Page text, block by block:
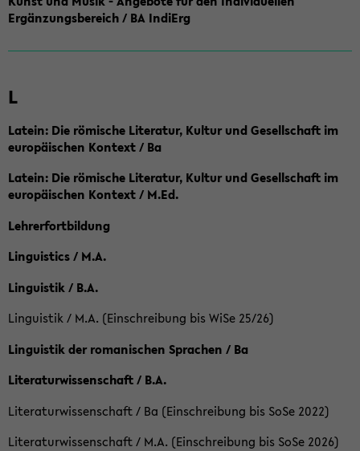
Ergänzungsbereich / BA IndiErg
L
Latein: Die römische Literatur, Kultur und Gesellschaft im
europäischen Kontext / Ba
Latein: Die römische Literatur, Kultur und Gesellschaft im
europäischen Kontext / M.Ed.
Lehrerfortbildung
Linguistics / M.A.
Linguistik / B.A.
Linguistik / M.A. (Einschreibung bis WiSe 25/26)
Linguistik der romanischen Sprachen / Ba
Literaturwissenschaft / B.A.
Literaturwissenschaft / Ba (Einschreibung bis SoSe 2022)
Literaturwissenschaft / M.A. (Einschreibung bis SoSe 2026)